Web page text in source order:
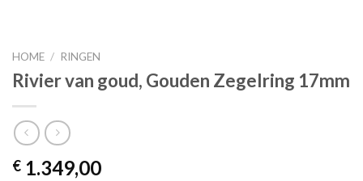
HOME / RINGEN
Rivier van goud, Gouden Zegelring 17mm
€ 1.349,00